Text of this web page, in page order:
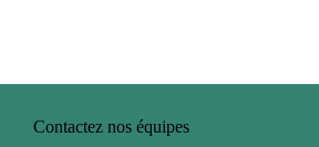
Contactez nos équipes